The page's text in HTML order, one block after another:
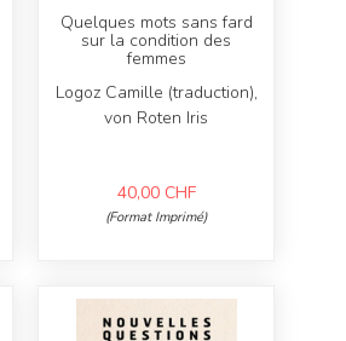
Quelques mots sans fard
sur la condition des
femmes
Logoz Camille (traduction),
von Roten Iris
40,00 CHF
(Format Imprimé)